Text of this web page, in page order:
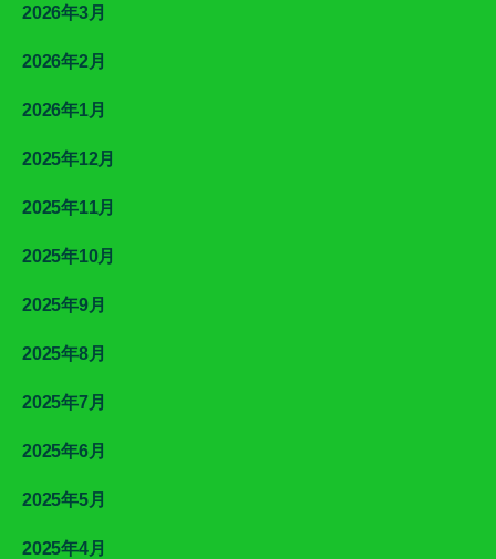
2026年3月
2026年2月
2026年1月
2025年12月
2025年11月
2025年10月
2025年9月
2025年8月
2025年7月
2025年6月
2025年5月
2025年4月